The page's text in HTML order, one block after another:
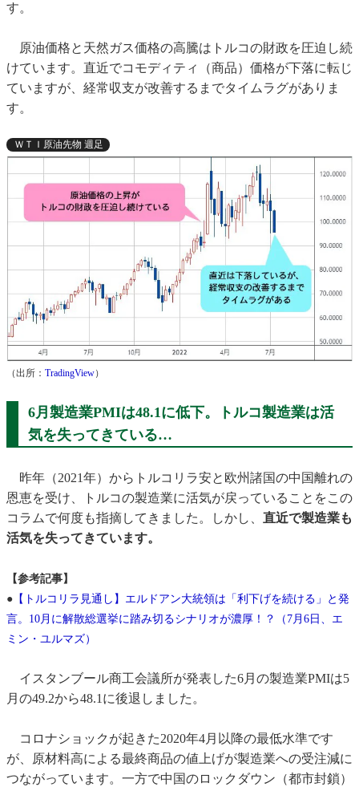
す。
原油価格と天然ガス価格の高騰はトルコの財政を圧迫し続
けています。直近でコモディティ（商品）価格が下落に転じ
ていますが、経常収支が改善するまでタイムラグがありま
す。
ＷＴＩ原油先物 週足
（出所： TradingView）
6月製造業PMIは48.1に低下。トルコ製造業は活
気を失ってきている…
昨年（2021年）からトルコリラ安と欧州諸国の中国離れの
恩恵を受け、トルコの製造業に活気が戻っていることをこの
コラムで何度も指摘してきました。しかし、 直近で製造業も
活気を失ってきています。
【参考記事】
● 【トルコリラ見通し】エルドアン大統領は「利下げを続ける」と発
言。10月に解散総選挙に踏み切るシナリオが濃厚！？（7月6日、エ
ミン・ユルマズ）
イスタンブール商工会議所が発表した6月の製造業PMIは5
月の49.2から48.1に後退しました。
コロナショックが起きた2020年4月以降の最低水準です
が、原材料高による最終商品の値上げが製造業への受注減に
つながっています。一方で中国のロックダウン（都市封鎖）